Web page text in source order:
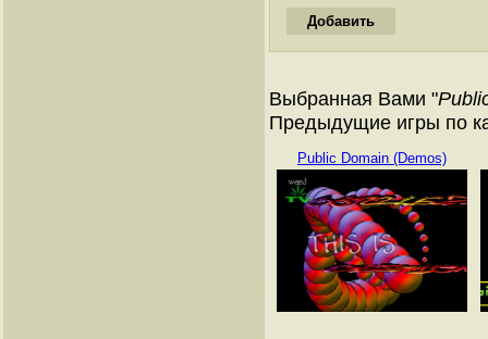
Выбранная Вами "
Предыдущие игры по
Public Domain (Demos)